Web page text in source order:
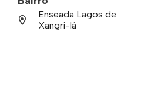
Enseada Lagos de
Xangri-lá